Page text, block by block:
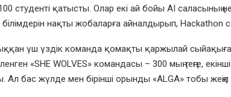
100 студенті қатысты. Олар екі ай бойы AI саласының
білімдерін нақты жобаларға айналдырып,
үш үздік команда қомақты қаржылай
«SHE WOLVES» командасы – 300 мың теңге,
Ал бас жүлде мен бірінші орынды «ALGA» тобы